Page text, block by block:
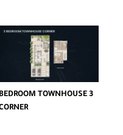
3 BEDROOM TOWNHOUSE